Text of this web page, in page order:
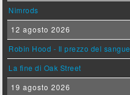
Nimrods
12 agosto 2026
Robin Hood - Il prezzo del sangue
La fine di Oak Street
19 agosto 2026